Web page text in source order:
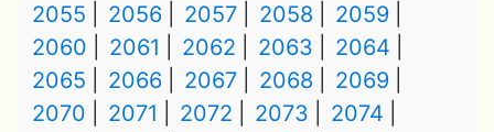
2055
2056 2057 2058
2059
2060
2061 2062 2063
2064
2065
2066 2067 2068
2069
2070
2071 2072 2073
2074